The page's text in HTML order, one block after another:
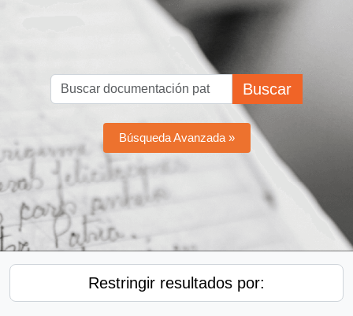
Buscar
Búsqueda Avanzada »
Restringir resultados por: